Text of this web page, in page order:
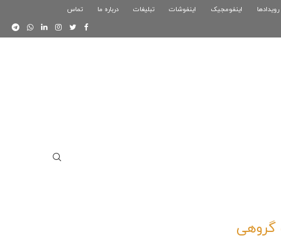
اینفوگرافیک بازی کلش رویال
رویدادها اینفومجیک اینفوشات تبلیغات درباره ما تماس